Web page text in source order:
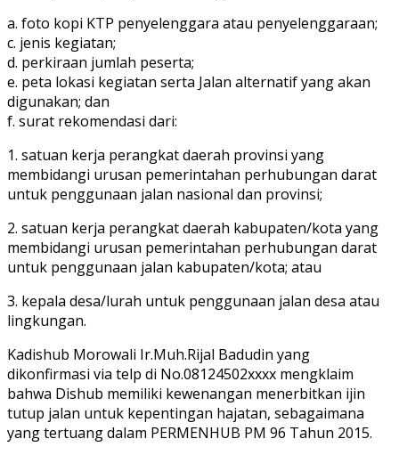
a. foto kopi KTP penyelenggara atau penyelenggaraan;
c. jenis kegiatan;
d. perkiraan jumlah peserta;
e. peta lokasi kegiatan serta Jalan alternatif yang akan
digunakan; dan
f. surat rekomendasi dari:
1. satuan kerja perangkat daerah provinsi yang
membidangi urusan pemerintahan perhubungan darat
untuk penggunaan jalan nasional dan provinsi;
2. satuan kerja perangkat daerah kabupaten/kota yang
membidangi urusan pemerintahan perhubungan darat
untuk penggunaan jalan kabupaten/kota; atau
3. kepala desa/lurah untuk penggunaan jalan desa atau
lingkungan.
Kadishub Morowali Ir.Muh.Rijal Badudin yang
dikonfirmasi via telp di No.08124502xxxx mengklaim
bahwa Dishub memiliki kewenangan menerbitkan ijin
tutup jalan untuk kepentingan hajatan, sebagaimana
yang tertuang dalam PERMENHUB PM 96 Tahun 2015.